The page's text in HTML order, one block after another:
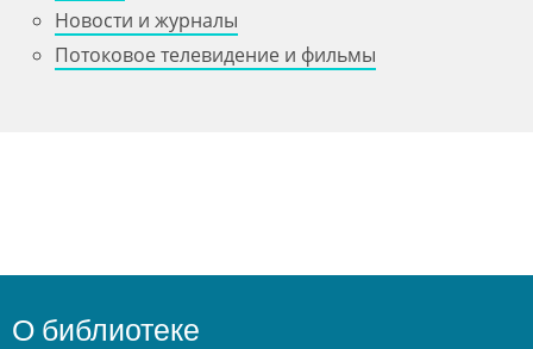
Новости и журналы
Потоковое телевидение и фильмы
О библиотеке